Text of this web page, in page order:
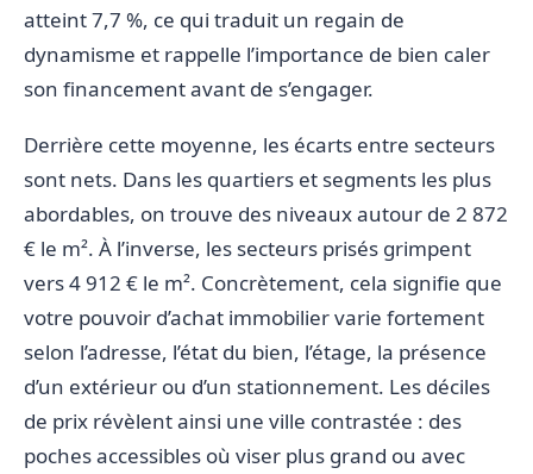
atteint 7,7 %, ce qui traduit un regain de
dynamisme et rappelle l’importance de bien caler
son financement avant de s’engager.
Derrière cette moyenne, les écarts entre secteurs
sont nets. Dans les quartiers et segments les plus
abordables, on trouve des niveaux autour de 2 872
€ le m². À l’inverse, les secteurs prisés grimpent
vers 4 912 € le m². Concrètement, cela signifie que
votre pouvoir d’achat immobilier varie fortement
selon l’adresse, l’état du bien, l’étage, la présence
d’un extérieur ou d’un stationnement. Les déciles
de prix révèlent ainsi une ville contrastée : des
poches accessibles où viser plus grand ou avec